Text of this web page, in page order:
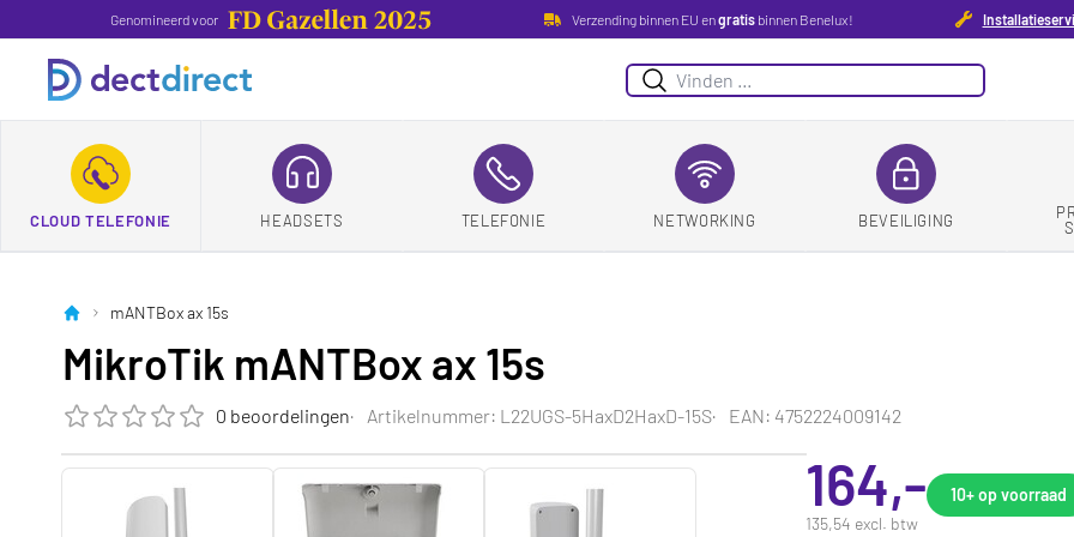
Genomineerd voor Verzending binnen EU engratisbinnen Benelux!
Zoeken
CLOUD TELEFONIE HEADSETS TELEFONIE NETWORKING BEVEILIGING
mANTBox ax 15s
MikroTik mANTBox ax 15s
De beoordeling van dit product is0.0 van de 5
0 beoordelingen Artikelnummer: L22UGS-5HaxD2HaxD-15S EAN: 4752224009142
164,-
135,54 excl. btw
10+op voorraad